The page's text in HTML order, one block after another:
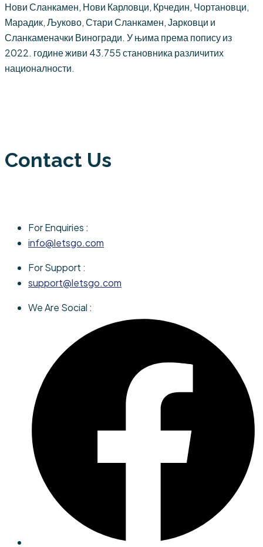
Нови Сланкамен, Нови Карловци, Крчедин, Чортановци,
Марадик, Љуково, Стари Сланкамен, Јарковци и
Сланкаменачки Виногради. У њима према попису из
2022. године живи 43.755 становника различитих
националности.
Contact Us
For Enquiries :
info@letsgo.com
For Support :
support@letsgo.com
We Are Social :